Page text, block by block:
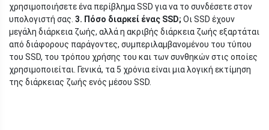
χρησιμοποιήσετε ένα περίβλημα SSD για να το συνδέσετε στον
υπολογιστή σας. 3. Πόσο διαρκεί ένας SSD; Οι SSD έχουν
μεγάλη διάρκεια ζωής, αλλά η ακριβής διάρκεια ζωής εξαρτάται
από διάφορους παράγοντες, συμπεριλαμβανομένου του τύπου
του SSD, του τρόπου χρήσης του και των συνθηκών στις οποίες
χρησιμοποιείται. Γενικά, τα 5 χρόνια είναι μια λογική εκτίμηση
της διάρκειας ζωής ενός μέσου SSD.